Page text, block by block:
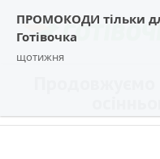
ПРОМОКОДИ тільки
Готівочка
щотижня